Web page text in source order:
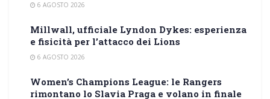
6 AGOSTO 2026
Millwall, ufficiale Lyndon Dykes: esperienza
e fisicità per l’attacco dei Lions
6 AGOSTO 2026
Women’s Champions League: le Rangers
rimontano lo Slavia Praga e volano in finale